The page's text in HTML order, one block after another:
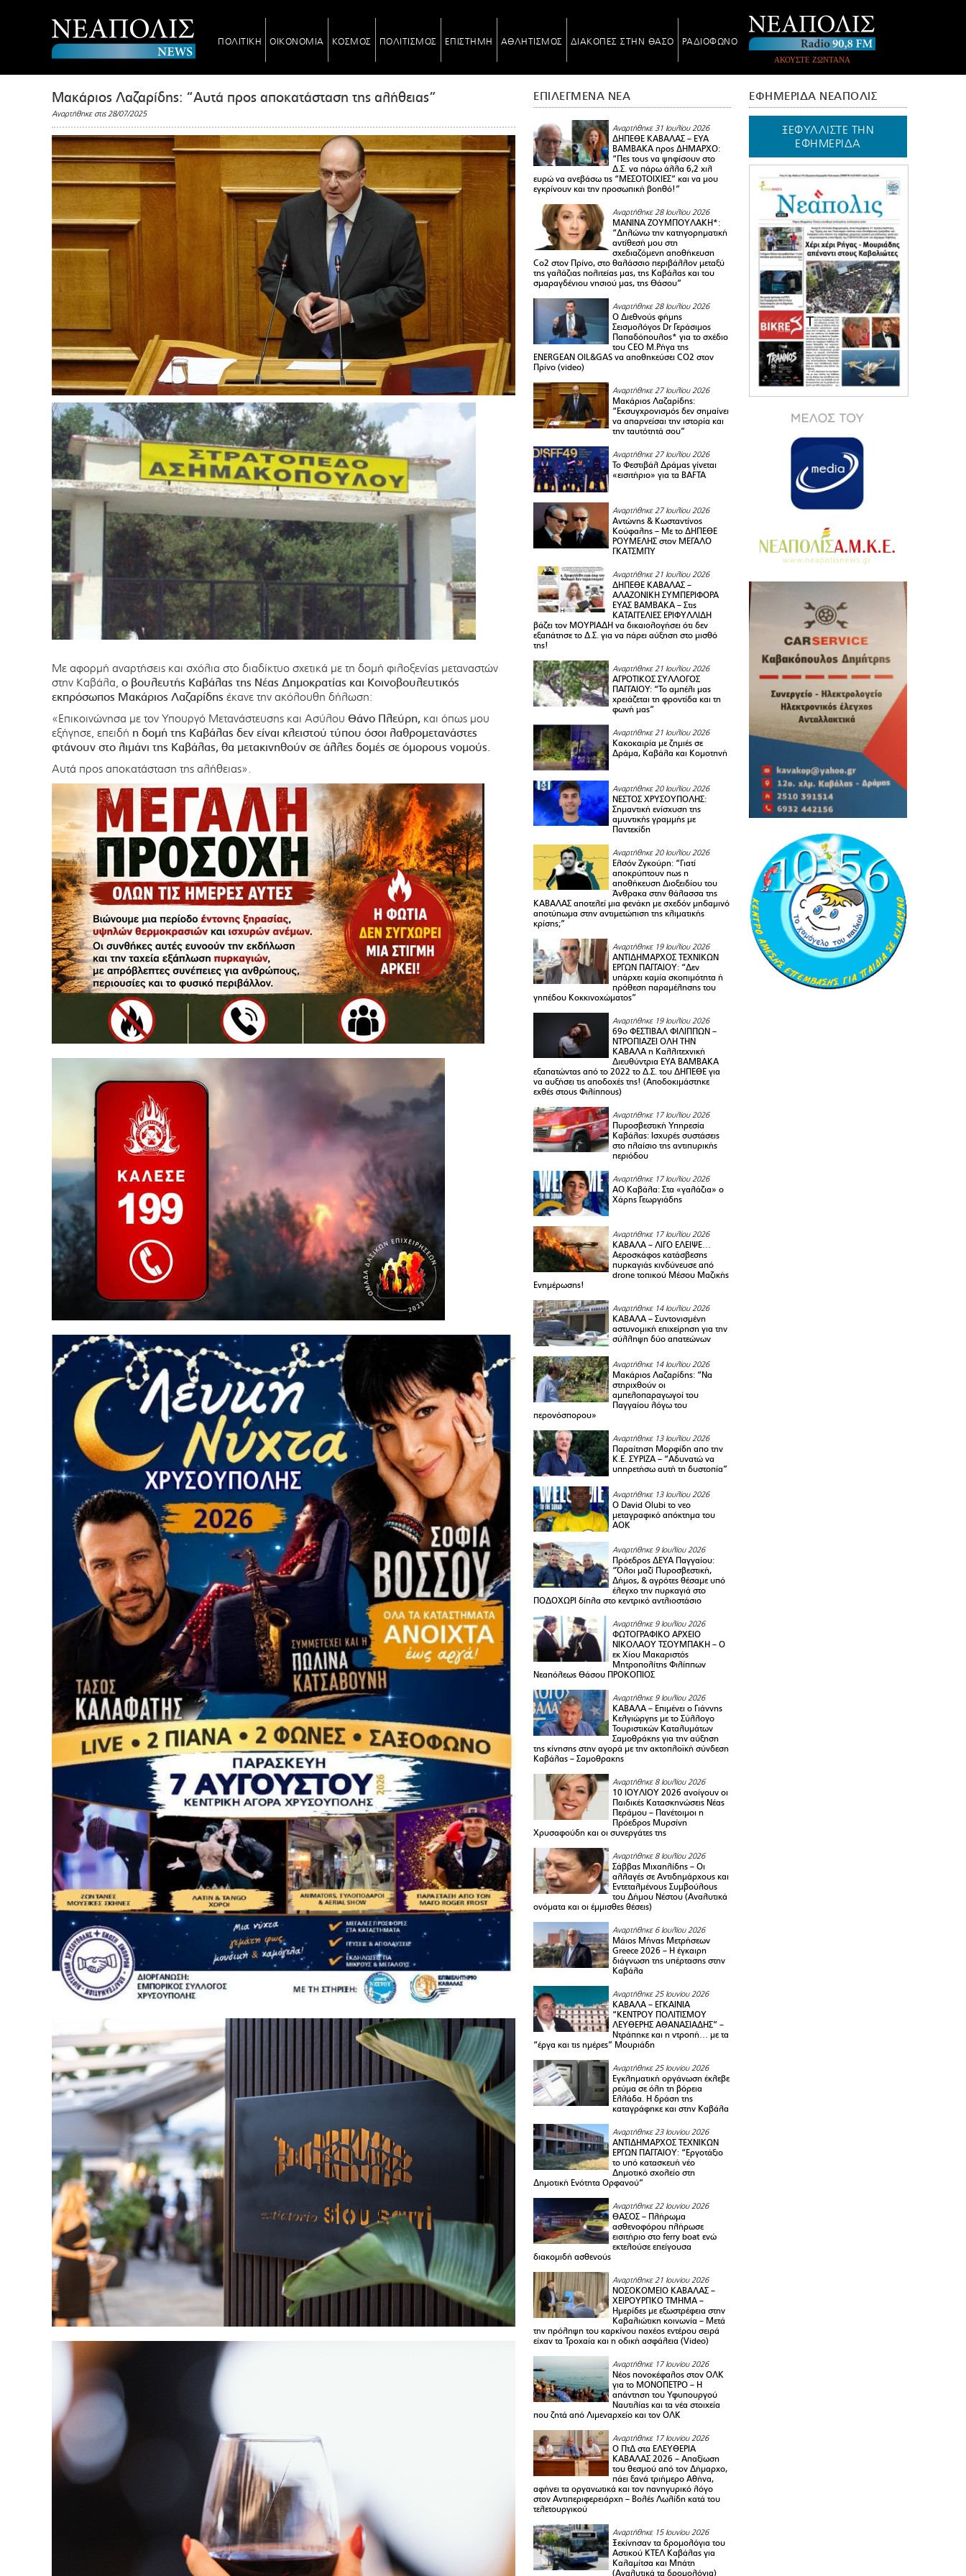
ΠΟΛΙΤΙΚΗ ΟΙΚΟΝΟΜΙΑ ΚΟΣΜΟΣ ΠΟΛΙΤΙΣΜΟΣ ΕΠΙΣΤΗΜΗ ΑΘΛΗΤΙΣΜΟΣ ΔΙΑΚΟΠΕΣ ΣΤΗΝ ΘΑΣΟ ΡΑΔΙΟΦΩΝΟ
ΑΚΟΥΣΤΕ ΖΩΝΤΑΝΑ
Μακάριος Λαζαρίδης: “Αυτά προς αποκατάσταση της αλήθειας”
Αναρτήθηκε στις 28/07/2025
Με αφορμή αναρτήσεις και σχόλια στο διαδίκτυο σχετικά με τη δομή φιλοξενίας μεταναστών
στην Καβάλα, ο βουλευτής Καβάλας της Νέας Δημοκρατίας και Κοινοβουλευτικός
εκπρόσωπος Μακάριος Λαζαρίδης έκανε την ακόλουθη δήλωση:
«Επικοινώνησα με τον Υπουργό Μετανάστευσης και Ασύλου Θάνο Πλεύρη, και όπως μου
εξήγησε, επειδή η δομή της Καβάλας δεν είναι κλειστού τύπου όσοι λαθρομετανάστες
φτάνουν στο λιμάνι της Καβάλας, θα μετακινηθούν σε άλλες δομές σε όμορους νομούς.
Αυτά προς αποκατάσταση της αλήθειας».
ΕΠΙΛΕΓΜΕΝΑ ΝΕΑ
Αναρτήθηκε 31 Ιουλίου 2026
ΔΗΠΕΘΕ ΚΑΒΑΛΑΣ – ΕΥΑ
ΒΑΜΒΑΚΑ προς ΔΗΜΑΡΧΟ:
“Πες τους να ψηφίσουν στο
Δ.Σ. να πάρω άλλα 6,2 χιλ
ευρώ να ανεβάσω τις “ΜΕΣΟΤΟΙΧΙΕΣ” και να μου
εγκρίνουν και την προσωπική βοηθό!”
Αναρτήθηκε 28 Ιουλίου 2026
ΜΑΝΙΝΑ ΖΟΥΜΠΟΥΛΑΚΗ*:
“Δηλώνω την κατηγορηματική
αντίθεσή μου στη
σχεδιαζόμενη αποθήκευση
Co2 στον Πρίνο, στο θαλάσσιο περιβάλλον μεταξύ
της γαλάζιας πολιτείας μας, της Καβάλας και του
σμαραγδένιου νησιού μας, της Θάσου”
Αναρτήθηκε 28 Ιουλίου 2026
Ο Διεθνούς φήμης
Σεισμολόγος Dr Γεράσιμος
Παπαδόπουλος* για το σχέδιο
του CEO M.Ρήγα της
ENERGEAN OIL&GAS να αποθηκεύσει CO2 στον
Πρίνο (video)
Αναρτήθηκε 27 Ιουλίου 2026
Μακάριος Λαζαρίδης:
“Εκσυγχρονισμός δεν σημαίνει
να απαρνείσαι την ιστορία και
την ταυτότητά σου”
Αναρτήθηκε 27 Ιουλίου 2026
Το Φεστιβάλ Δράμας γίνεται
«εισιτήριο» για τα BAFTA
Αναρτήθηκε 27 Ιουλίου 2026
Αντώνης & Κωσταντίνος
Κούφαλης – Με το ΔΗΠΕΘΕ
ΡΟΥΜΕΛΗΣ στον ΜΕΓΑΛΟ
ΓΚΑΤΣΜΠΥ
Αναρτήθηκε 21 Ιουλίου 2026
ΔΗΠΕΘΕ ΚΑΒΑΛΑΣ –
ΑΛΑΖΟΝΙΚΗ ΣΥΜΠΕΡΙΦΟΡΑ
ΕΥΑΣ ΒΑΜΒΑΚΑ – Στις
ΚΑΤΑΓΓΕΛΙΕΣ ΕΡΙΦΥΛΛΙΔΗ
βάζει τον ΜΟΥΡΙΑΔΗ να δικαιολογήσει ότι δεν
εξαπάτησε το Δ.Σ. για να πάρει αύξηση στο μισθό
της!
Αναρτήθηκε 21 Ιουλίου 2026
ΑΓΡΟΤΙΚΟΣ ΣΥΛΛΟΓΟΣ
ΠΑΓΓΑΙΟY: “Το αμπέλι μας
χρειάζεται τη φροντίδα και τη
φωνή μας”
Αναρτήθηκε 21 Ιουλίου 2026
Κακοκαιρία με ζημιές σε
Δράμα, Καβάλα και Κομοτηνή
Αναρτήθηκε 20 Ιουλίου 2026
ΝΕΣΤΟΣ ΧΡΥΣΟΥΠΟΛΗΣ:
Σημαντική ενίσχυση της
αμυντικής γραμμής με
Παντεκίδη
Αναρτήθηκε 20 Ιουλίου 2026
Ελσόν Ζγκούρη: “Γιατί
αποκρύπτουν πως η
αποθήκευση Διοξειδίου του
Άνθρακα στην θάλασσα της
ΚΑΒΑΛΑΣ αποτελεί μια φενάκη με σχεδόν μηδαμινό
αποτύπωμα στην αντιμετώπιση της κλιματικής
κρίσης;”
Αναρτήθηκε 19 Ιουλίου 2026
ΑΝΤΙΔΗΜΑΡΧΟΣ ΤΕΧΝΙΚΩΝ
ΕΡΓΩΝ ΠΑΓΓΑΙΟΥ: “Δεν
υπάρχει καμία σκοπιμότητα ή
πρόθεση παραμέλησης του
γηπέδου Κοκκινοχώματος”
Αναρτήθηκε 19 Ιουλίου 2026
69ο ΦΕΣΤΙΒΑΛ ΦΙΛΙΠΠΩΝ –
ΝΤΡΟΠΙΑΖΕΙ ΟΛΗ ΤΗΝ
ΚΑΒΑΛΑ η Καλλιτεχνική
Διευθύντρια ΕΥΑ ΒΑΜΒΑΚΑ
εξαπατώντας από το 2022 το Δ.Σ. του ΔΗΠΕΘΕ για
να αυξήσει τις αποδοχές της! (Αποδοκιμάστηκε
εχθές στους Φιλίππους)
Αναρτήθηκε 17 Ιουλίου 2026
Πυροσβεστική Υπηρεσία
Καβάλας: Ισχυρές συστάσεις
στο πλαίσιο της αντιπυρικής
περιόδου
Αναρτήθηκε 17 Ιουλίου 2026
ΑΟ Καβάλα: Στα «γαλάζια» ο
Χάρης Γεωργιάδης
Αναρτήθηκε 17 Ιουλίου 2026
ΚΑΒΑΛΑ – ΛΙΓΟ ΕΛΕΙΨΕ…
Αεροσκάφος κατάσβεσης
πυρκαγιάς κινδύνευσε από
drone τοπικού Μέσου Μαζικής
Ενημέρωσης!
Αναρτήθηκε 14 Ιουλίου 2026
ΚΑΒΑΛΑ – Συντονισμένη
αστυνομική επιχείρηση για την
σύλληψη δύο απατεώνων
Αναρτήθηκε 14 Ιουλίου 2026
Μακάριος Λαζαρίδης: “Να
στηριχθούν οι
αμπελοπαραγωγοί του
Παγγαίου λόγω του
περονόσπορου»
Αναρτήθηκε 13 Ιουλίου 2026
Παραίτηση Μορφίδη απο την
Κ.Ε. ΣΥΡΙΖΑ – “Αδυνατώ να
υπηρετήσω αυτή τη δυστοπία”
Αναρτήθηκε 13 Ιουλίου 2026
Ο David Olubi το νεο
μεταγραφικό απόκτημα του
ΑΟΚ
Αναρτήθηκε 9 Ιουλίου 2026
Πρόεδρος ΔΕΥΑ Παγγαίου:
“Όλοι μαζί Πυροσβεστική,
Δήμος, & αγρότες θέσαμε υπό
έλεγχο την πυρκαγιά στο
ΠΟΔΟΧΩΡΙ δίπλα στο κεντρικό αντλιοστάσιο
Αναρτήθηκε 9 Ιουλίου 2026
ΦΩΤΟΓΡΑΦΙΚΟ ΑΡΧΕΙΟ
ΝΙΚΟΛΑΟΥ ΤΣΟΥΜΠΑΚΗ – Ο
εκ Χίου Μακαριστός
Μητροπολίτης Φιλίππων
Νεαπόλεως Θάσου ΠΡΟΚΟΠΙΟΣ
Αναρτήθηκε 9 Ιουλίου 2026
ΚΑΒΑΛΑ – Επιμένει ο Γιάννης
Κελγιώργης με το Σύλλογο
Τουριστικών Καταλυμάτων
Σαμοθράκης για την αύξηση
της κίνησης στην αγορά με την ακτοπλοϊκή σύνδεση
Καβάλας – Σαμοθρακης
Αναρτήθηκε 8 Ιουλίου 2026
10 ΙΟΥΛΙΟΥ 2026 ανοίγουν οι
Παιδικές Κατασκηνώσεις Νέας
Περάμου – Πανέτοιμοι η
Πρόεδρος Μυρσίνη
Χρυσαφούδη και οι συνεργάτες της
Αναρτήθηκε 8 Ιουλίου 2026
Σάββας Μιχαηλίδης – Οι
αλλαγές σε Αντιδημάρχους και
Εντεταλμένους Συμβούλους
του Δήμου Νέστου (Αναλυτικά
ονόματα και οι έμμισθες θέσεις)
Αναρτήθηκε 6 Ιουλίου 2026
Μάιος Μήνας Μετρήσεων
Greece 2026 – H έγκαιρη
διάγνωση της υπέρτασης στην
Καβάλα
Αναρτήθηκε 25 Ιουνίου 2026
ΚΑΒΑΛΑ – ΕΓΚΑΙΝΙΑ
“ΚΕΝΤΡΟΥ ΠΟΛΙΤΙΣΜΟΥ
ΛΕΥΘΕΡΗΣ ΑΘΑΝΑΣΙΑΔΗΣ” –
Ντράπηκε και η ντροπή… με τα
“έργα και τις ημέρες” Μουριάδη
Αναρτήθηκε 25 Ιουνίου 2026
Εγκληματική οργάνωση έκλεβε
ρεύμα σε όλη τη βόρεια
Ελλάδα. Η δράση της
καταγράφηκε και στην Καβάλα
Αναρτήθηκε 23 Ιουνίου 2026
ΑΝΤΙΔΗΜΑΡΧΟΣ ΤΕΧΝΙΚΩΝ
ΕΡΓΩΝ ΠΑΓΓΑΙΟΥ: “Εργοτάξιο
το υπό κατασκευή νέο
Δημοτικό σχολείο στη
Δημοτική Ενότητα Ορφανού”
Αναρτήθηκε 22 Ιουνίου 2026
ΘΑΣΟΣ – Πλήρωμα
ασθενοφόρου πλήρωσε
εισιτήριο στο ferry boat ενώ
εκτελούσε επείγουσα
διακομιδή ασθενούς
Αναρτήθηκε 21 Ιουνίου 2026
ΝΟΣΟΚΟΜΕΙΟ ΚΑΒΑΛΑΣ –
ΧΕΙΡΟΥΡΓΙΚΟ ΤΜΗΜΑ –
Ημερίδες με εξωστρέφεια στην
Καβαλιώτικη κοινωνία – Μετά
την πρόληψη του καρκίνου παχέος εντέρου σειρά
είχαν τα Τροχαία και η οδική ασφάλεια (Video)
Αναρτήθηκε 17 Ιουνίου 2026
Νέος πονοκέφαλος στον ΟΛΚ
για το ΜΟΝΟΠΕΤΡΟ – Η
απάντηση του Υφυπουργού
Ναυτιλίας και τα νέα στοιχεία
που ζητά από Λιμεναρχείο και τον ΟΛΚ
Αναρτήθηκε 17 Ιουνίου 2026
Ο ΠτΔ στα ΕΛΕΥΘΕΡΙΑ
ΚΑΒΑΛΑΣ 2026 – Απαξίωση
του θεσμού από τον Δήμαρχο,
πάει ξανά τριήμερο Αθήνα,
αφήνει τα οργανωτικά και τον πανηγυρικό λόγο
στον Αντιπεριφερειάρχη – Βολές Λωλίδη κατά του
τελετουργικού
Αναρτήθηκε 15 Ιουνίου 2026
Ξεκίνησαν τα δρομολόγια του
Αστικού ΚΤΕΛ Καβάλας για
Καλαμίτσα και Μπάτη
(Αναλυτικά τα δρομολόγια)
ΕΦΗΜΕΡΙΔΑ ΝΕΑΠΟΛΙΣ
ΞΕΦΥΛΛΙΣΤΕ ΤΗΝ
ΕΦΗΜΕΡΙΔΑ